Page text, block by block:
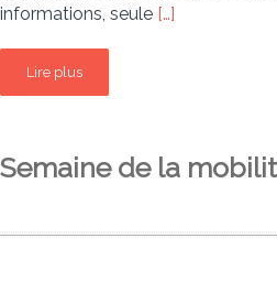
informations, seule […]
Lire plus
Semaine de la